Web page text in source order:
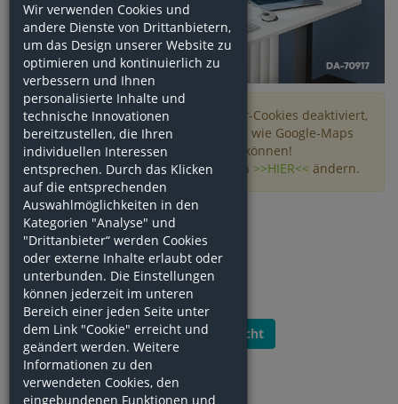
Achtung!Sie haben die Drittanbieter-Cookies deaktiviert,
so dass Sie sich Drittanbieter-Inhalte wie Google-Maps
oder Youtube-Videos nicht ansehen können!
Sie können ihre Cookie-Einstellungen >>HIER<< ändern.
Zurück zur Übersicht
Wir verwenden Cookies und
andere Dienste von Drittanbietern,
um das Design unserer Website zu
optimieren und kontinuierlich zu
verbessern und Ihnen
personalisierte Inhalte und
technische Innovationen
bereitzustellen, die Ihren
individuellen Interessen
entsprechen. Durch das Klicken
auf die entsprechenden
Auswahlmöglichkeiten in den
Kategorien "Analyse" und
"Drittanbieter“ werden Cookies
oder externe Inhalte erlaubt oder
unterbunden. Die Einstellungen
können jederzeit im unteren
Bereich einer jeden Seite unter
dem Link "Cookie" erreicht und
geändert werden. Weitere
Informationen zu den
verwendeten Cookies, den
eingebundenen Funktionen und